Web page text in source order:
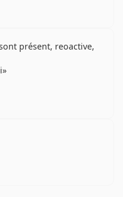
présent, reoactive,